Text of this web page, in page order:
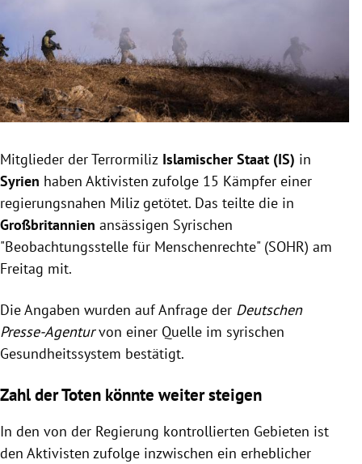
Untermenü
Untermenü
Untermenü
Untermenü
Mitglieder der Terrormiliz Islamischer Staat (IS) in
Syrien haben Aktivisten zufolge 15 Kämpfer einer
regierungsnahen Miliz getötet. Das teilte die in
Großbritannien ansässigen Syrischen
"Beobachtungsstelle für Menschenrechte" (SOHR) am
Freitag mit.
Die Angaben wurden auf Anfrage der Deutschen
Presse-Agenturvon einer Quelle im syrischen
Gesundheitssystem bestätigt.
Zahl der Toten könnte weiter steigen
In den von der Regierung kontrollierten Gebieten ist
den Aktivisten zufolge inzwischen ein erheblicher